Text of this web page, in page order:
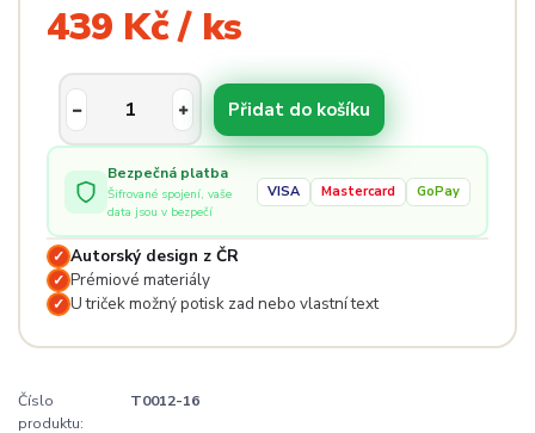
439 Kč / ks
Přidat do košíku
Bezpečná platba
Šifrované spojení, vaše
data jsou v bezpečí
VISA Mastercard GoPay
✓ Autorský design z ČR
✓ Prémiové materiály
✓ U triček možný potisk zad nebo vlastní text
Číslo
produktu:
T0012-16